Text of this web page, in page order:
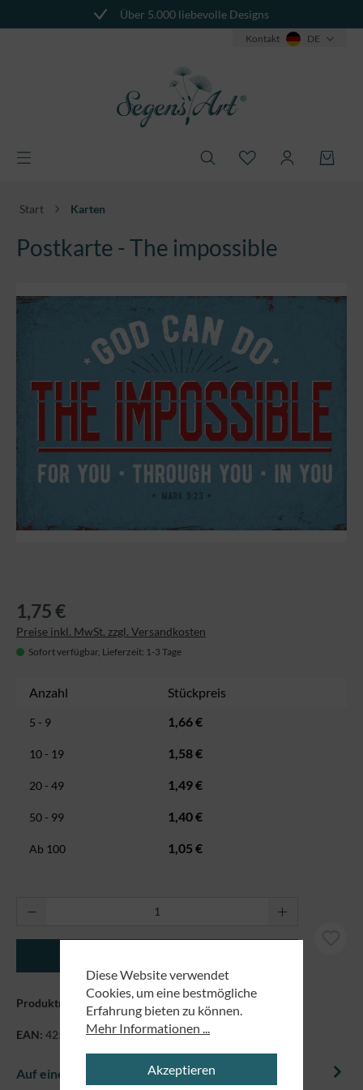
Über 5.000 liebevolle Designs
Kontakt DE
Start Karten
Postkarte - The impossible
1,75 €
Preise inkl. MwSt. zzgl. Versandkosten
Sofort verfügbar, Lieferzeit: 1-3 Tage
Anzahl Stückpreis
5 - 9 1,66 €
10 - 19 1,58 €
20 - 49 1,49 €
50 - 99 1,40 €
Ab 100 1,05 €
Produkt Anzahl: Gib den gewünschten
Produktnummer: 1325
EAN: 4250479853454
Auf einem Blick
Diese Website verwendet
Cookies, um eine bestmögliche
Erfahrung bieten zu können.
Mehr Informationen ...
Akzeptieren